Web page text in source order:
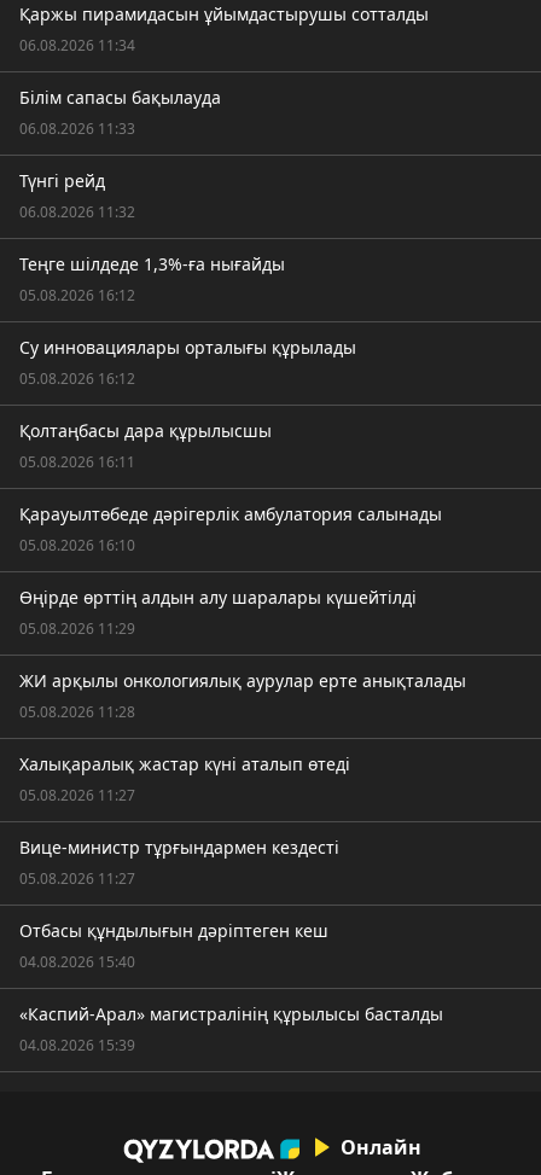
Қаржы пирамидасын ұйымдастырушы сотталды
06.08.2026 11:34
Білім сапасы бақылауда
06.08.2026 11:33
Түнгі рейд
06.08.2026 11:32
Теңге шілдеде 1,3%-ға нығайды
05.08.2026 16:12
Су инновациялары орталығы құрылады
05.08.2026 16:12
Қолтаңбасы дара құрылысшы
05.08.2026 16:11
Қарауылтөбеде дәрігерлік амбулатория салынады
05.08.2026 16:10
Өңірде өрттің алдын алу шаралары күшейтілді
05.08.2026 11:29
ЖИ арқылы онкологиялық аурулар ерте анықталады
05.08.2026 11:28
Халықаралық жастар күні аталып өтеді
05.08.2026 11:27
Вице-министр тұрғындармен кездесті
05.08.2026 11:27
Отбасы құндылығын дәріптеген кеш
04.08.2026 15:40
«Каспий-Арал» магистралінің құрылысы басталды
04.08.2026 15:39
Онлайн